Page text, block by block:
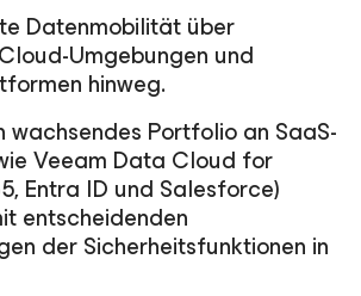
Datenmobilität über
Umgebungen und
hinweg.
wachsendes Portfolio an SaaS-
Veeam Data Cloud for
Entra ID und Salesforce)
entscheidenden
der Sicherheitsfunktionen in